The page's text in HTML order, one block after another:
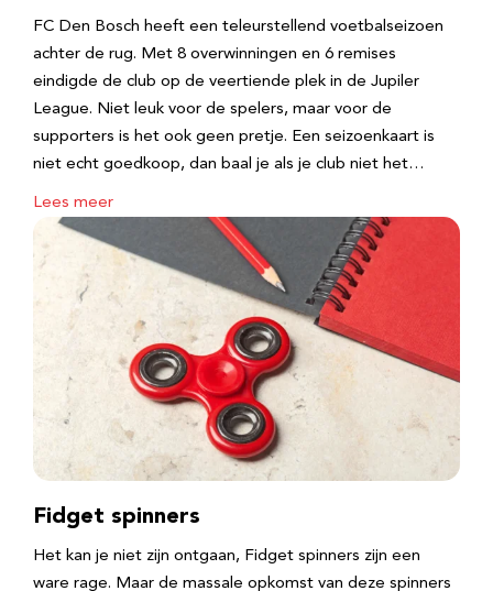
FC Den Bosch heeft een teleurstellend voetbalseizoen
achter de rug. Met 8 overwinningen en 6 remises
eindigde de club op de veertiende plek in de Jupiler
League. Niet leuk voor de spelers, maar voor de
supporters is het ook geen pretje. Een seizoenkaart is
niet echt goedkoop, dan baal je als je club niet het…
Lees meer
Fidget spinners
Het kan je niet zijn ontgaan, Fidget spinners zijn een
ware rage. Maar de massale opkomst van deze spinners